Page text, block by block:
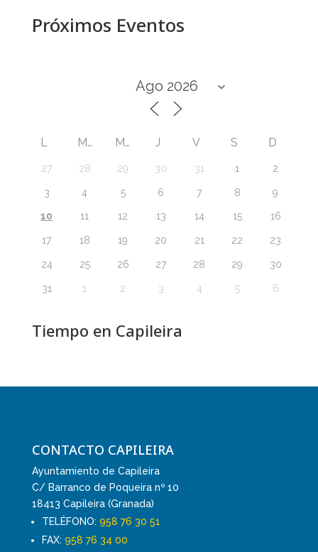
Próximos Eventos
L M M J V S D
27 28 29 30 31 1 2
3 4 5 6 7 8 9
10 11 12 13 14 15 16
17 18 19 20 21 22 23
24 25 26 27 28 29 30
31 1 2 3 4 5 6
Tiempo en Capileira
CONTACTO CAPILEIRA
Ayuntamiento de Capileira
C/ Barranco de Poqueira nº 10
18413 Capileira (Granada)
TELÉFONO: 958 76 30 51
FAX: 958 76 34 00